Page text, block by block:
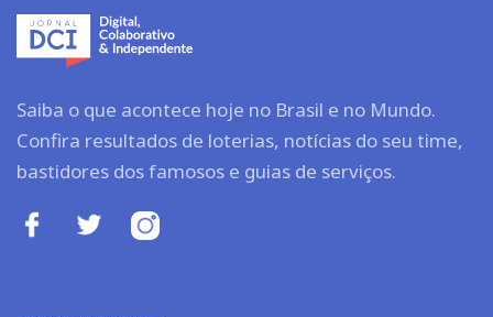
Saiba o que acontece hoje no Brasil e no Mundo.
Confira resultados de loterias, notícias do seu time,
bastidores dos famosos e guias de serviços.